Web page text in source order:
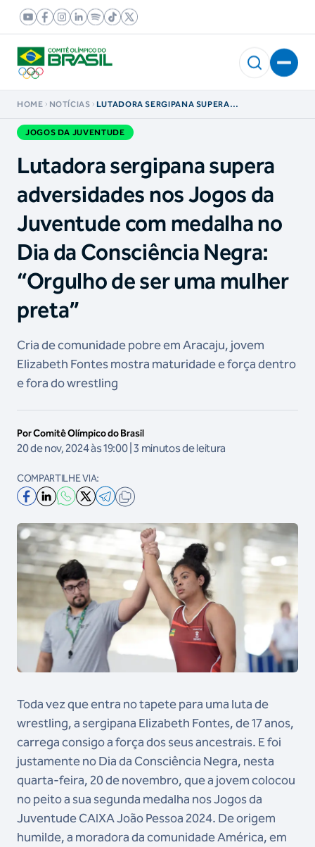
HOME NOTÍCIAS
LUTADORA SERGIPANA SUPERA
COM MEDALHA NO DIA DA CONSCIÊNCIA
NEGRA: “ORGULHO DE SER UMA MULHER
JOGOS DA JUVENTUDE
Lutadora sergipana supera
adversidades nos Jogos da
Juventude com medalha no
Dia da Consciência Negra:
“Orgulho de ser uma mulher
preta”
Cria de comunidade pobre em Aracaju, jovem
Elizabeth Fontes mostra maturidade e força dentro
e fora do wrestling
Por Comitê Olímpico do Brasil
20 de nov, 2024 às 19:00 | 3 minutos de leitura
COMPARTILHE VIA:
Toda vez que entra no tapete para uma luta de
wrestling, a sergipana Elizabeth Fontes, de 17 anos,
carrega consigo a força dos seus ancestrais. E foi
justamente no Dia da Consciência Negra, nesta
quarta-feira, 20 de novembro, que a jovem colocou
no peito a sua segunda medalha nos Jogos da
Juventude CAIXA João Pessoa 2024. De origem
humilde, a moradora da comunidade América, em